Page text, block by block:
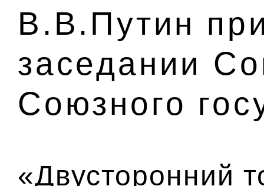
В.В.Путин
заседании
Союзного
«Двусторонний